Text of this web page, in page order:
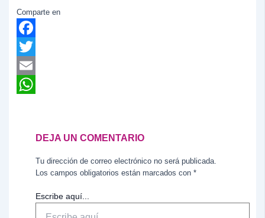
Comparte en
Facebook
Twitter
Email
DEJA UN COMENTARIO
Tu dirección de correo electrónico no será publicada.
Los campos obligatorios están marcados con *
Escribe aquí...